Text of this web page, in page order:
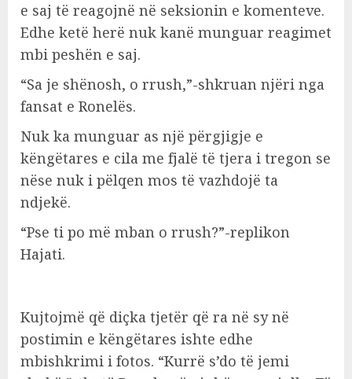
e saj të reagojnë në seksionin e komenteve.
Edhe ketë herë nuk kanë munguar reagimet
mbi peshën e saj.
“Sa je shënosh, o rrush,”-shkruan njëri nga
fansat e Ronelës.
Nuk ka munguar as një përgjigje e
këngëtares e cila me fjalë të tjera i tregon se
nëse nuk i pëlqen mos të vazhdojë ta
ndjekë.
“Pse ti po më mban o rrush?”-replikon
Hajati.
Kujtojmë që diçka tjetër që ra në sy në
postimin e këngëtares ishte edhe
mbishkrimi i fotos. “Kurrë s’do të jemi